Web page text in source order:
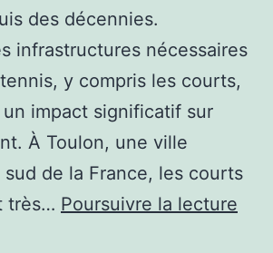
des décennies.
infrastructures nécessaires
y compris les courts,
impact significatif sur
À Toulon, une ville
de la France, les courts
très… Poursuivre la lecture